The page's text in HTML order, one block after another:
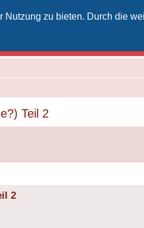
zu bieten. Durch die
Teil 2
2